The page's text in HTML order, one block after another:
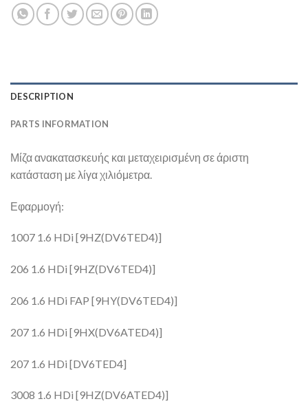
DESCRIPTION
PARTS INFORMATION
Μίζα ανακατασκευής και μεταχειρισμένη σε άριστη
κατάσταση με λίγα χιλιόμετρα.
Εφαρμογή:
1007 1.6 HDi [9HZ(DV6TED4)]
206 1.6 HDi [9HZ(DV6TED4)]
206 1.6 HDi FAP [9HY(DV6TED4)]
207 1.6 HDi [9HX(DV6ATED4)]
207 1.6 HDi [DV6TED4]
3008 1.6 HDi [9HZ(DV6ATED4)]